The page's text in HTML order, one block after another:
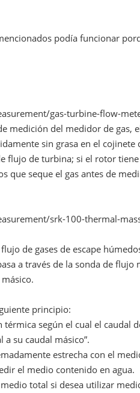
podía funcionar
gas-turbine-flow-
medición del medidor de gas,
sin grasa en el cojinete
flujo de turbina; si el rotor
que seque el gas antes de
srk-100-thermal-
de gases de escape
a través de la sonda de flujo
principio:
según el cual el caudal
su caudal másico”.
estrecha con el
el medio contenido en agua.
total si desea utilizar